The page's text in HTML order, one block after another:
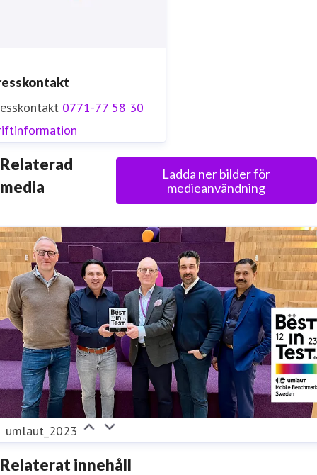
0771-77 58 30
Relaterad
media
Ladda ner bilder för
medieanvändning
umlaut_2023
Relaterat innehåll